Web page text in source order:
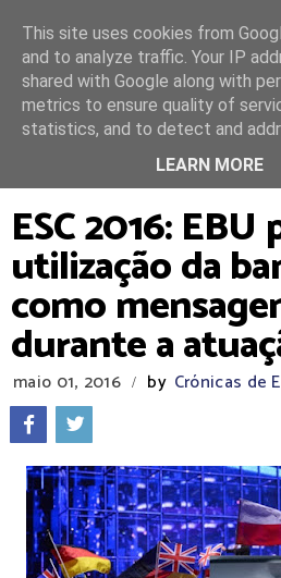
TRENDING
ESC 2016: EBU
utilização da
como
durante a
maio 01, 2016 / by Crónicas de
This site uses cookies from
and to analyze traffic. Your IP
shared with Google along with
metrics to ensure quality of
statistics, and to detect and
LEARN MORE